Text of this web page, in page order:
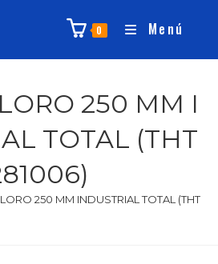
0 Menú
250 MM I
TOTAL (THT
250 MM INDUSTRIAL TOTAL